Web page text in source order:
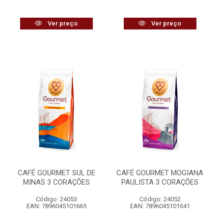
Ver preço Ver preço
CAFÉ GOURMET SUL DE
MINAS 3 CORAÇÕES
Código: 24053
EAN: 7896045101665
CAFÉ GOURMET MOGIANA
PAULISTA 3 CORAÇÕES
Código: 24052
EAN: 7896045101641